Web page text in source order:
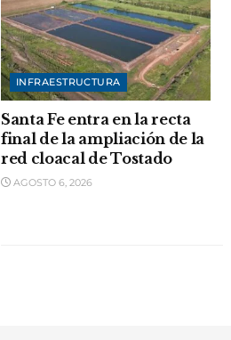
INFRAESTRUCTURA
Santa Fe entra en la recta
final de la ampliación de la
red cloacal de Tostado
AGOSTO 6, 2026